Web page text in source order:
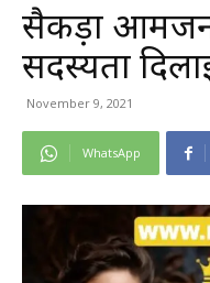
सैकड़ों
सदस्यता
November 9, 2021
WhatsApp